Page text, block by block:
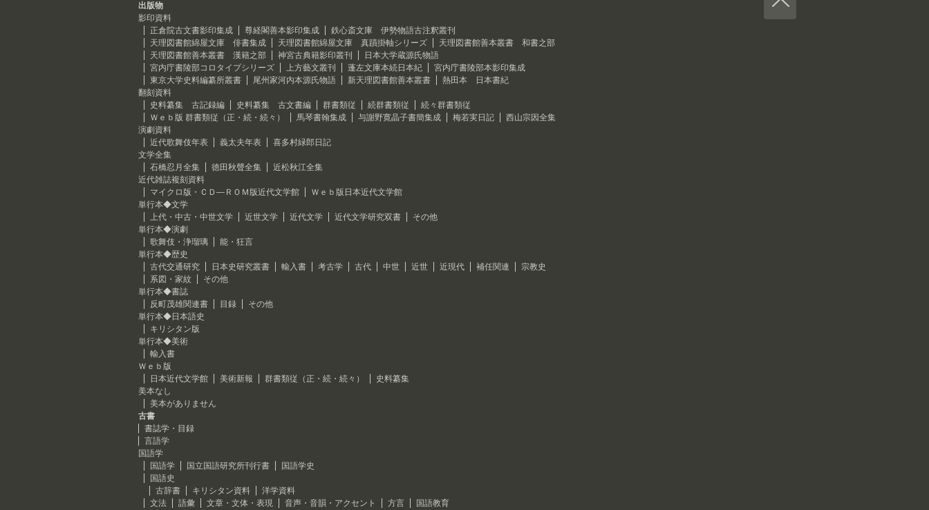
出版物
影印資料
正倉院古文書影印集成
尊経閣善本影印集成
鉄心斎文庫 伊勢物語古注釈叢刊
天理図書館綿屋文庫 俳書集成
天理図書館綿屋文庫 真蹟掛軸シリーズ
天理図書館善本叢書 和書之部
天理図書館善本叢書 漢籍之部
神宮古典籍影印叢刊
日本大学蔵源氏物語
宮内庁書陵部コロタイプシリーズ
上方藝文叢刊 蓬左文庫本続日本紀
宮内庁書陵部本影印集成
東京大学史料編纂所叢書
尾州家河内本源氏物語 新天理図書館善本叢書
熱田本 日本書紀
翻刻資料
史料纂集 古記録編
史料纂集 古文書編 群書類従 続群書類従
続々群書類従
Ｗｅｂ版 群書類従（正・続・続々）
馬琴書翰集成 与謝野寛晶子書簡集成 梅若実日記
西山宗因全集
演劇資料
近代歌舞伎年表
義太夫年表
喜多村緑郎日記
文学全集
石橋忍月全集
徳田秋聲全集
近松秋江全集
近代雑誌複刻資料
マイクロ版・ＣＤ―ＲＯＭ版近代文学館
Ｗｅｂ版日本近代文学館
単行本◆文学
上代・中古・中世文学
近世文学 近代文学 近代文学研究双書
その他
単行本◆演劇
歌舞伎・浄瑠璃
能・狂言
単行本◆歴史
古代交通研究
日本史研究叢書 輸入書 考古学 古代 中世 近世 近現代 補任関連
宗教史
系図・家紋
その他
単行本◆書誌
反町茂雄関連書
目録
その他
単行本◆日本語史
キリシタン版
単行本◆美術
輸入書
Ｗｅｂ版
日本近代文学館
美術新報 群書類従（正・続・続々）
史料纂集
美本なし
美本がありません
古書
書誌学・目録
言語学
国語学
国語学
国立国語研究所刊行書
国語学史
国語史
古辞書
キリシタン資料
洋学資料
文法
語彙 文章・文体・表現 音声・音韻・アクセント 方言
国語教育